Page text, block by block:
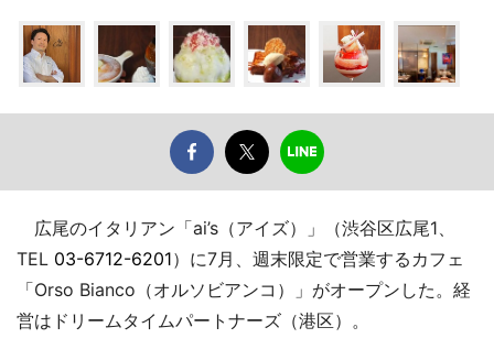
広尾のイタリアン「ai’s（アイズ）」（渋谷区広尾1、
TEL 03-6712-6201）に7月、週末限定で営業するカフェ
「Orso Bianco（オルソビアンコ）」がオープンした。経
営はドリームタイムパートナーズ（港区）。